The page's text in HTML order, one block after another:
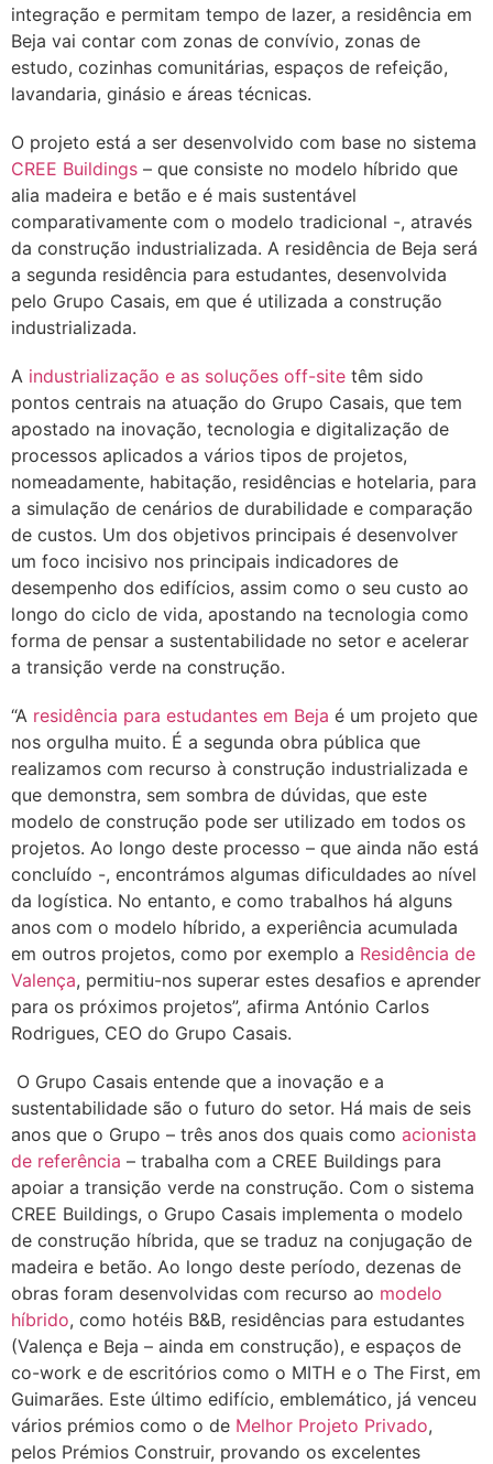
integração e permitam tempo de lazer, a residência em
Beja vai contar com zonas de convívio, zonas de
estudo, cozinhas comunitárias, espaços de refeição,
lavandaria, ginásio e áreas técnicas.
O projeto está a ser desenvolvido com base no sistema
CREE Buildings – que consiste no modelo híbrido que
alia madeira e betão e é mais sustentável
comparativamente com o modelo tradicional -, através
da construção industrializada. A residência de Beja será
a segunda residência para estudantes, desenvolvida
pelo Grupo Casais, em que é utilizada a construção
industrializada.
A industrialização e as soluções off-site têm sido
pontos centrais na atuação do Grupo Casais, que tem
apostado na inovação, tecnologia e digitalização de
processos aplicados a vários tipos de projetos,
nomeadamente, habitação, residências e hotelaria, para
a simulação de cenários de durabilidade e comparação
de custos. Um dos objetivos principais é desenvolver
um foco incisivo nos principais indicadores de
desempenho dos edifícios, assim como o seu custo ao
longo do ciclo de vida, apostando na tecnologia como
forma de pensar a sustentabilidade no setor e acelerar
a transição verde na construção.
“A residência para estudantes em Beja é um projeto que
nos orgulha muito. É a segunda obra pública que
realizamos com recurso à construção industrializada e
que demonstra, sem sombra de dúvidas, que este
modelo de construção pode ser utilizado em todos os
projetos. Ao longo deste processo – que ainda não está
concluído -, encontrámos algumas dificuldades ao nível
da logística. No entanto, e como trabalhos há alguns
anos com o modelo híbrido, a experiência acumulada
em outros projetos, como por exemplo a Residência de
Valença, permitiu-nos superar estes desafios e aprender
para os próximos projetos”, afirma António Carlos
Rodrigues, CEO do Grupo Casais.
O Grupo Casais entende que a inovação e a
sustentabilidade são o futuro do setor. Há mais de seis
anos que o Grupo – três anos dos quais como acionista
de referência – trabalha com a CREE Buildings para
apoiar a transição verde na construção. Com o sistema
CREE Buildings, o Grupo Casais implementa o modelo
de construção híbrida, que se traduz na conjugação de
madeira e betão. Ao longo deste período, dezenas de
obras foram desenvolvidas com recurso ao modelo
híbrido, como hotéis B&B, residências para estudantes
(Valença e Beja – ainda em construção), e espaços de
co-work e de escritórios como o MITH e o The First, em
Guimarães. Este último edifício, emblemático, já venceu
vários prémios como o de Melhor Projeto Privado,
pelos Prémios Construir, provando os excelentes